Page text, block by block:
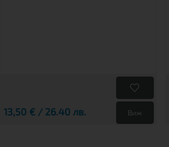
13,50 € / 26.40 лв. Виж